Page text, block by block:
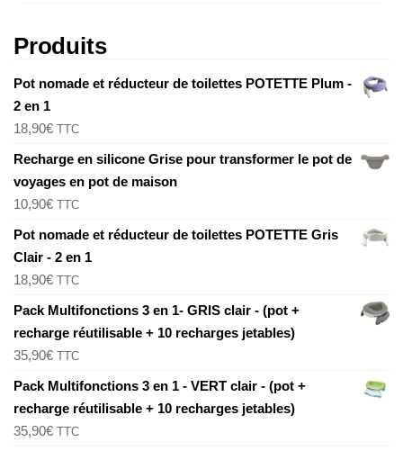
Produits
Pot nomade et réducteur de toilettes POTETTE Plum -
2 en 1
18,90€ TTC
Recharge en silicone Grise pour transformer le pot de
voyages en pot de maison
10,90€ TTC
Pot nomade et réducteur de toilettes POTETTE Gris
Clair - 2 en 1
18,90€ TTC
Pack Multifonctions 3 en 1- GRIS clair - (pot +
recharge réutilisable + 10 recharges jetables)
35,90€ TTC
Pack Multifonctions 3 en 1 - VERT clair - (pot +
recharge réutilisable + 10 recharges jetables)
35,90€ TTC